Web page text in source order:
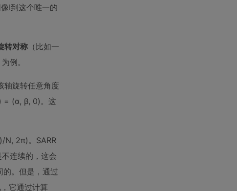
I到这个唯一的
转对称 （比如一
例。
轴旋转任意角度
= (α, β, 0)。这
N, 2π)。SARR
连续的，这会
。但是，通过
它通过计算